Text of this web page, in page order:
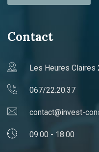
Contact
Les Heures Claires
067/22.20.37
contact@invest-
09:00 - 18:00